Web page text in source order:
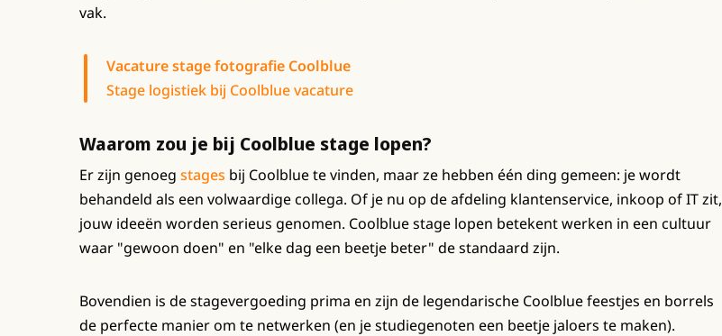
vak.
Vacature stage fotografie Coolblue
Stage logistiek bij Coolblue vacature
Waarom zou je bij Coolblue stage lopen?
Er zijn genoeg stages bij Coolblue te vinden, maar ze hebben één ding gemeen: je wordt
behandeld als een volwaardige collega. Of je nu op de afdeling klantenservice, inkoop of IT zit,
jouw ideeën worden serieus genomen. Coolblue stage lopen betekent werken in een cultuur
waar "gewoon doen" en "elke dag een beetje beter" de standaard zijn.
Bovendien is de stagevergoeding prima en zijn de legendarische Coolblue feestjes en borrels
de perfecte manier om te netwerken (en je studiegenoten een beetje jaloers te maken).